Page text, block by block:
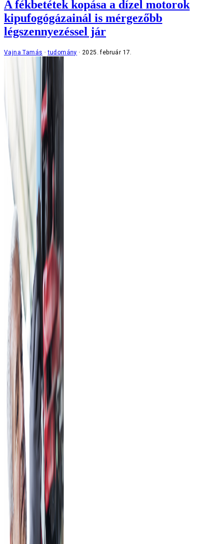
A fékbetétek kopása a dízel motorok
kipufogógázainál is mérgezőbb
légszennyezéssel jár
Vajna Tamás tudomány 2025. február 17.